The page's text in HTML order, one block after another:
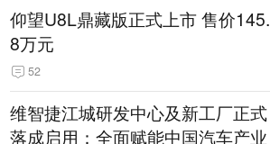
仰望U8L鼎藏版正式上市 售价145.
8万元
52
维智捷江城研发中心及新工厂正式
落成启用：全面赋能中国汽车产业